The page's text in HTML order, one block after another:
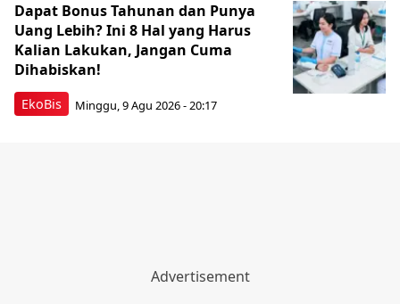
EkoBis
Dapat Bonus Tahunan dan Punya
Uang Lebih? Ini 8 Hal yang Harus
Kalian Lakukan, Jangan Cuma
Dihabiskan!
Minggu, 9 Agu 2026 - 20:17